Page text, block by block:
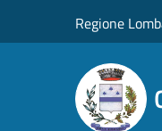
Regione